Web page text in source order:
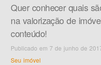
Quer conhecer quais
na valorização de
conteúdo!
Publicado em 7 de junho de
Seu imóvel